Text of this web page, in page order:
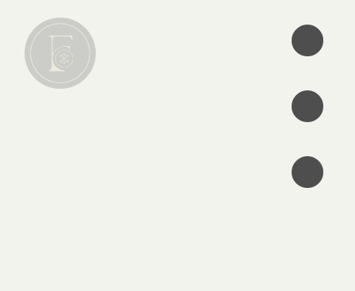
•
•
•